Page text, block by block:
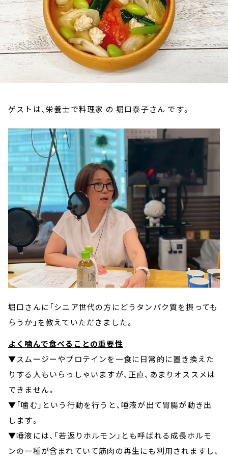
ゲストは、栄養士で料理家 の 堀口泰子さん です。
堀口さんに「シニア世代の方にどうタンパク質を摂っても
らうか」を教えていただきました。
よく噛んで食べることの重要性
▼スムージーやプロテインを一食に日常的に置き換えた
りする人もいらっしゃいますが、正直、あまりオススメは
できません。
▼「噛む」という行動を行うと、唾液が出て胃腸が動き出
します。
▼唾液には、「若返りホルモン」とも呼ばれる成長ホルモ
ンの一種が含まれていて筋肉の再生にも利用されますし、